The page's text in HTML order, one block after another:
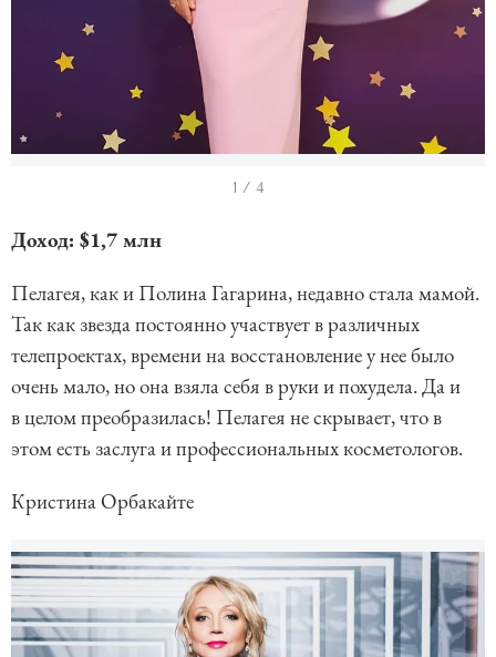
e
1
o
f
4
1 / 4
Доход: $1,7 млн
Пелагея, как и Полина Гагарина, недавно стала мамой.
Так как звезда постоянно участвует в различных
телепроектах, времени на восстановление у нее было
очень мало, но она взяла себя в руки и похудела. Да и
в целом преобразилась! Пелагея не скрывает, что в
этом есть заслуга и профессиональных косметологов.
Кристина Орбакайте